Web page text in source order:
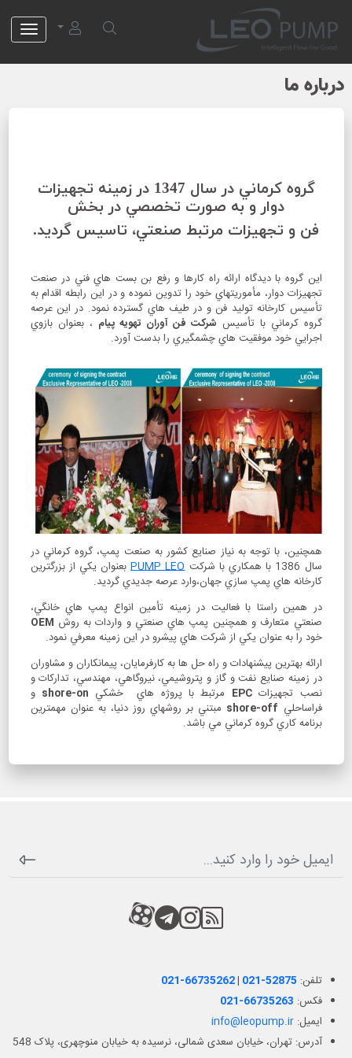
درباره ما
گروه كرماني در سال 1347 در زمينه تجهيزات
دوار و به صورت تخصصي در بخش
فن و تجهيزات مرتبط صنعتي، تاسيس گرديد.
اين گروه با ديدگاه ارائه راه كارها و رفع بن بست هاي فني در صنعت
تجهيزات دوار، مأموريتهاي خود را تدوين نموده و در اين رابطه اقدام به
تأسيس كارخانه توليد فن و در طيف هاي گسترده نمود. در اين عرصه
گروه كرماني با تأسيس شركت فن آوران تهويه پيام ، بعنوان بازوي
اجرايي خود موفقيت هاي چشمگيري را بدست آورد.
همچنين، با توجه به نياز صنايع كشور به صنعت پمپ، گروه كرماني در
سال 1386 با همكاري با شركت
PUMP LEOبعنوان يكي از بزرگترين
كارخانه هاي پمپ سازي جهان،وارد عرصه جديدي گرديد.
در همين راستا با فعاليت در زمينه تأمين انواع پمپ هاي خانگي،
صنعتي متعارف و همچنين پمپ هاي صنعتي و واردات به روش OEM
خود را به عنوان يكي از شركت هاي پيشرو در اين زمينه معرفي نمود.
ارائه بهترين پيشنهادات و راه حل ها به كارفرمايان، پيمانكاران و مشاوران
در زمينه صنايع نفت و گاز و پتروشيمي، نيروگاهي، مهندسي، تداركات و
نصب تجهيزاتEPC مرتبط با پروژه هاي خشكي shore-on و
فراساحلي shore-off مبتني بر روشهاي روز دنيا، به عنوان مهمترين
برنامه كاري گروه كرماني مي باشد.
RSS
کانال آپارات
کانال تلگرام
کانال آپارات
تلفن: 021-66735262| 021-52875
فکس: 021-66735263
ایمیل:info@leopump.ir
آدرس: تهران، خیابان سعدی شمالی، نرسیده به خیابان منوچهری، پلاک 548